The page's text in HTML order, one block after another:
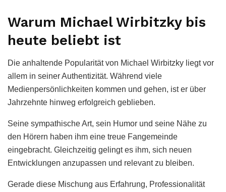
Warum Michael Wirbitzky bis
heute beliebt ist
Die anhaltende Popularität von Michael Wirbitzky liegt vor
allem in seiner Authentizität. Während viele
Medienpersönlichkeiten kommen und gehen, ist er über
Jahrzehnte hinweg erfolgreich geblieben.
Seine sympathische Art, sein Humor und seine Nähe zu
den Hörern haben ihm eine treue Fangemeinde
eingebracht. Gleichzeitig gelingt es ihm, sich neuen
Entwicklungen anzupassen und relevant zu bleiben.
Gerade diese Mischung aus Erfahrung, Professionalität